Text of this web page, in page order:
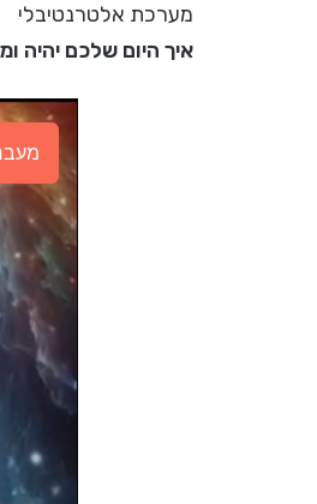
מערכת אלטרנטיבלי
איך היום שלכם יהיה